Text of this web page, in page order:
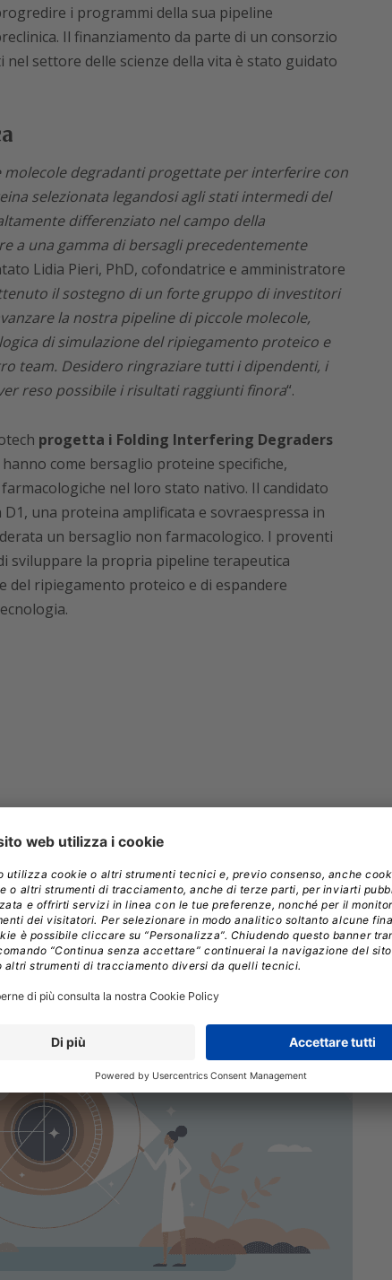
i programmi della sua pipeline
Il finanziamento da parte di un consorzio
settore delle scienze della vita è stato guidato
molecole degradanti progettate per interferire con
selezionata legandosi agli stati intermedi del
differenziato nel campo della
a una gamma di bersagli precedentemente
Lidia Pieri, PhD, cofondatrice e amministratore
il sostegno di un forte gruppo di investitori
la nostra pipeline di piccole molecole,
di simulazione del ripiegamento proteico e
team. Desidero ringraziare tutti i dipendenti, i
reso possibile i risultati raggiunti finora“.
progetta i Folding Interfering Degraders
hanno come bersaglio proteine specifiche,
nel loro stato nativo. Il candidato
D1, una proteina amplificata e sovraespressa in
un bersaglio non farmacologico. I proventi
sviluppare la propria pipeline terapeutica
ripiegamento proteico e di espandere
impianti realizzati in collagene